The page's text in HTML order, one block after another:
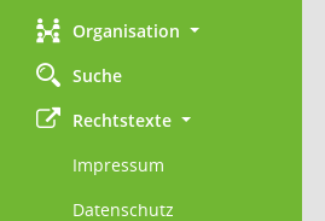
Organisation
Suche
Rechtstexte
Impressum
Datenschutz